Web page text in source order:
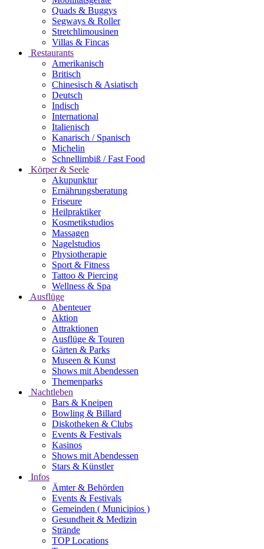
Quads & Buggys
Segways & Roller
Stretchlimousinen
Villas & Fincas
Restaurants
Amerikanisch
Britisch
Chinesisch & Asiatisch
Deutsch
Indisch
International
Italienisch
Kanarisch / Spanisch
Michelin
Schnellimbiß / Fast Food
Körper & Seele
Akupunktur
Ernährungsberatung
Friseure
Heilpraktiker
Kosmetikstudios
Massagen
Nagelstudios
Physiotherapie
Sport & Fitness
Tattoo & Piercing
Wellness & Spa
Ausflüge
Abenteuer
Aktion
Attraktionen
Ausflüge & Touren
Gärten & Parks
Museen & Kunst
Shows mit Abendessen
Themenparks
Nachtleben
Bars & Kneipen
Bowling & Billard
Diskotheken & Clubs
Events & Festivals
Kasinos
Shows mit Abendessen
Stars & Künstler
Infos
Ämter & Behörden
Events & Festivals
Gemeinden ( Municipios )
Gesundheit & Medizin
Strände
TOP Locations